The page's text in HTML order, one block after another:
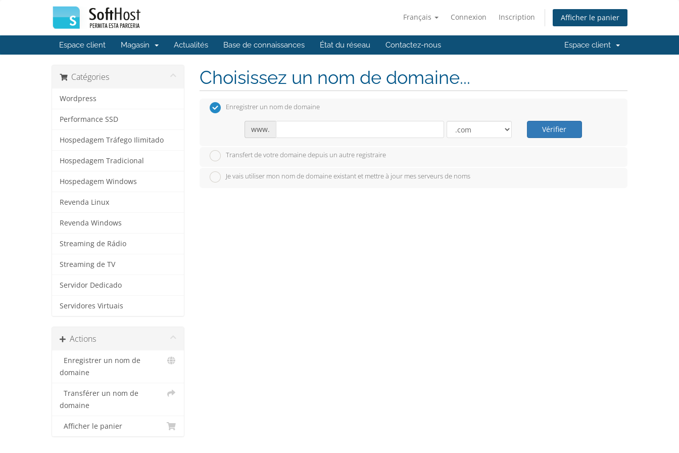
Français Connexion Inscription Afficher le panier
Espace client Magasin Actualités Base de connaissances État du réseau Contactez-nous Espace client
Catégories
Wordpress
Performance SSD
Hospedagem Tráfego Ilimitado
Hospedagem Tradicional
Hospedagem Windows
Revenda Linux
Revenda Windows
Streaming de Rádio
Streaming de TV
Servidor Dedicado
Servidores Virtuais
Actions
Enregistrer un nom de
domaine
Transférer un nom de
domaine
Afficher le panier
Choisissez un nom de domaine...
Enregistrer un nom de domaine
www. Vérifier
Transfert de votre domaine depuis un autre registraire
Je vais utiliser mon nom de domaine existant et mettre à jour mes serveurs de noms